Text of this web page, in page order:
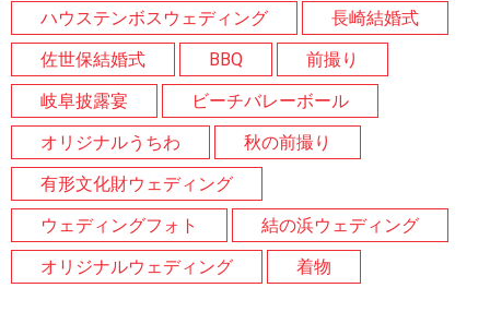
ハウステンボスウェディング
長崎結婚式
佐世保結婚式
BBQ
前撮り
岐阜披露宴
ビーチバレーボール
オリジナルうちわ
秋の前撮り
有形文化財ウェディング
ウェディングフォト
結の浜ウェディング
オリジナルウェディング
着物